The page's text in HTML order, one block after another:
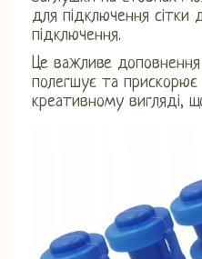
для підключення
підключення.
Це важливе
полегшує та прискорює
креативному вигляді,